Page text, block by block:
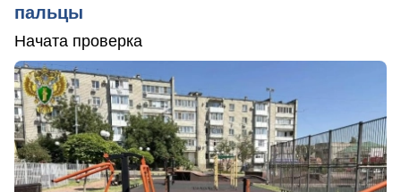
пальцы
Начата проверка